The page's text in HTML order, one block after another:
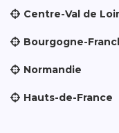
Centre-Val de
Bourgogne-
Normandie
Hauts-de-France